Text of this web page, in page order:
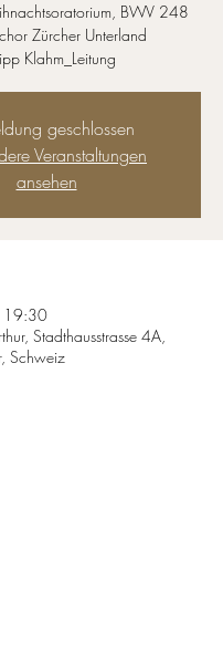
BWV 248
Zürcher Unterland
Klahm_Leitung
geschlossen
Veranstaltungen
ansehen
19:30
Stadthausstrasse 4A,
Schweiz